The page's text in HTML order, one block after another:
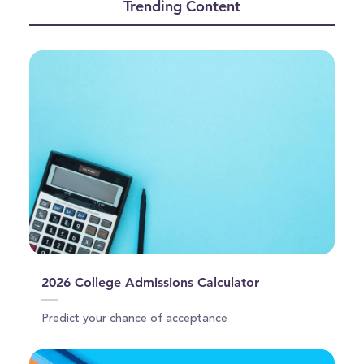
Trending Content
2026 College Admissions Calculator
Predict your chance of acceptance